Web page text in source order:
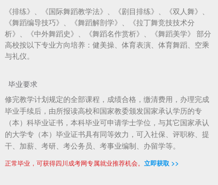
《排练》、《国际舞蹈教学法》、《剧目排练》、《双人舞》、
《舞蹈编导技巧》、《舞蹈解剖学》、《拉丁舞竞技技术分
析》、《中外舞蹈史》、《舞蹈名作赏析》、《舞蹈美学》 部分
高校按以下专业方向培养：健美操、体育表演、体育舞蹈、空乘
与礼仪。
毕业要求
修完教学计划规定的全部课程，成绩合格，缴清费用，办理完成
毕业手续后，由所报读高校和国家教委颁发国家承认学历的专
（本）科毕业证书，本科毕业可申请学士学位，与其它国家承认
的大学专（本）毕业证书具有同等效力，可入社保、评职称、提
干、加薪、考研、考公务员、考事业编制、办留学等。
正常毕业，可获得四川成考网专属就业推荐机会。 立即获取 >>